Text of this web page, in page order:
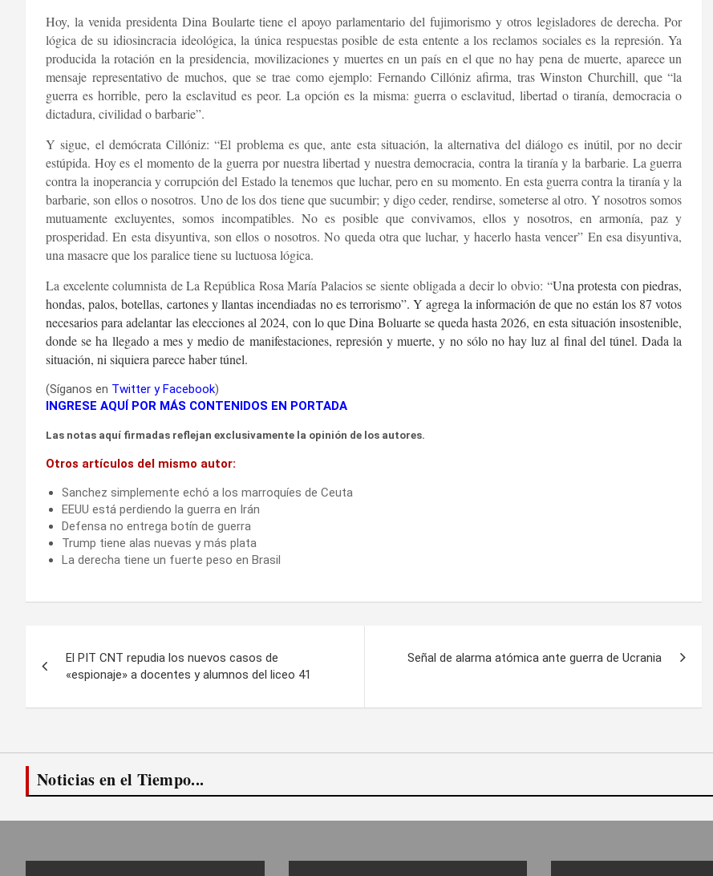
Hoy, la venida presidenta Dina Boularte tiene el apoyo parlamentario del fujimorismo y otros legisladores de derecha. Por
lógica de su idiosincracia ideológica, la única respuestas posible de esta entente a los reclamos sociales es la represión. Ya
producida la rotación en la presidencia, movilizaciones y muertes en un país en el que no hay pena de muerte, aparece un
mensaje representativo de muchos, que se trae como ejemplo: Fernando Cillóniz afirma, tras Winston Churchill, que “la
guerra es horrible, pero la esclavitud es peor. La opción es la misma: guerra o esclavitud, libertad o tiranía, democracia o
dictadura, civilidad o barbarie”.
Y sigue, el demócrata Cillóniz: “El problema es que, ante esta situación, la alternativa del diálogo es inútil, por no decir
estúpida. Hoy es el momento de la guerra por nuestra libertad y nuestra democracia, contra la tiranía y la barbarie. La guerra
contra la inoperancia y corrupción del Estado la tenemos que luchar, pero en su momento. En esta guerra contra la tiranía y la
barbarie, son ellos o nosotros. Uno de los dos tiene que sucumbir; y digo ceder, rendirse, someterse al otro. Y nosotros somos
mutuamente excluyentes, somos incompatibles. No es posible que convivamos, ellos y nosotros, en armonía, paz y
prosperidad. En esta disyuntiva, son ellos o nosotros. No queda otra que luchar, y hacerlo hasta vencer” En esa disyuntiva,
una masacre que los paralice tiene su luctuosa lógica.
La excelente columnista de La República Rosa María Palacios se siente obligada a decir lo obvio: “Una protesta con piedras,
hondas, palos, botellas, cartones y llantas incendiadas no es terrorismo”. Y agrega la información de que no están los 87 votos
necesarios para adelantar las elecciones al 2024, con lo que Dina Boluarte se queda hasta 2026, en esta situación insostenible,
donde se ha llegado a mes y medio de manifestaciones, represión y muerte, y no sólo no hay luz al final del túnel. Dada la
situación, ni siquiera parece haber túnel.
(Síganos en Twitter yFacebook)
INGRESE AQUÍ POR MÁS CONTENIDOS EN PORTADA
Las notas aquí firmadas reflejan exclusivamente la opinión de los autores.
Otros artículos del mismo autor:
Sanchez simplemente echó a los marroquíes de Ceuta
EEUU está perdiendo la guerra en Irán
Defensa no entrega botín de guerra
Trump tiene alas nuevas y más plata
La derecha tiene un fuerte peso en Brasil
de
entradas
El PIT CNT repudia los nuevos casos de
«espionaje» a docentes y alumnos del liceo 41
Señal de alarma atómica ante guerra de Ucrania
Noticias en el Tiempo...